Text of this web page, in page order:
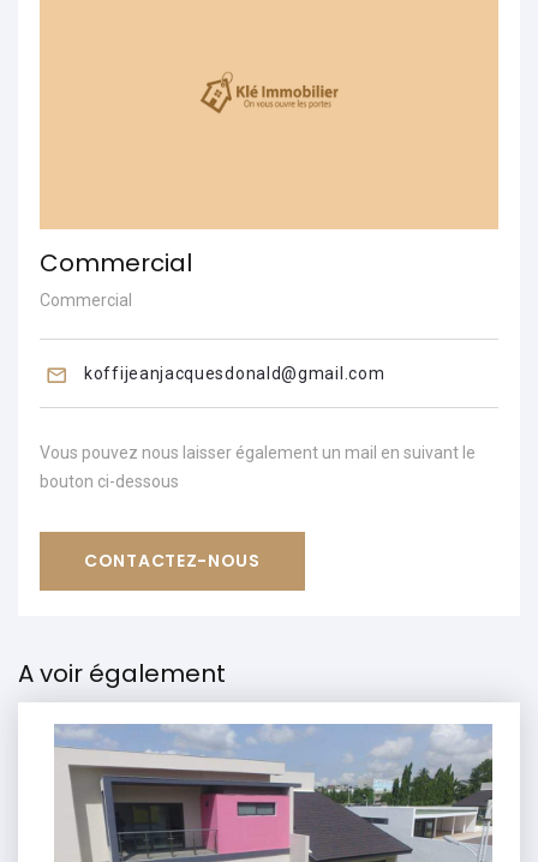
Commercial
Commercial
koffijeanjacquesdonald@gmail.com
Vous pouvez nous laisser également un mail en suivant le
bouton ci-dessous
CONTACTEZ-NOUS
A voir également